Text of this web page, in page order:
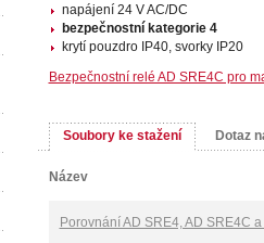
napájení 24 V AC/DC
bezpečnostní kategorie 4
krytí pouzdro IP40, svorky IP20
Bezpečnostní relé AD SRE4C pro
Soubory ke stažení Dotaz
Název
Porovnání AD SRE4, AD SRE4C